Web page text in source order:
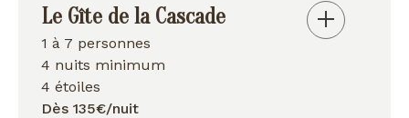
Le Gîte de la Cascade
1 à 7 personnes
4 nuits minimum
4 étoiles
Dès 135€/nuit